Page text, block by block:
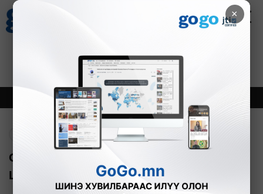
×
Зурхай
8.07
Онцлох Шинэ
Оффшор данстай улстөрчдийг
ШАЛГААГҮЙ, ШАЛГАХГҮЙ